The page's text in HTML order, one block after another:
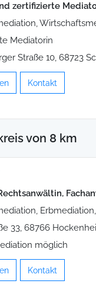
zertifizierte
Mediatorin
Straße 10, 68723
Kontakt
von 8 km
33, 68766
möglich
Kontakt